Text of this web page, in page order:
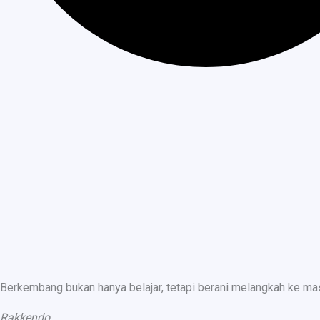
Berkembang bukan hanya belajar, tetapi berani melangkah ke